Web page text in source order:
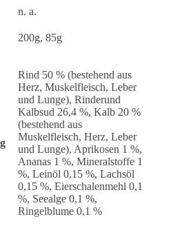
n. a.
200g, 85g
Rind 50 % (bestehend aus
Herz, Muskelfleisch, Leber
und Lunge), Rinderund
Kalbsud 26,4 %, Kalb 20 %
(bestehend aus
Muskelfleisch, Herz, Leber
und Lunge), Aprikosen 1 %,
Ananas 1 %, Mineralstoffe 1
%, Leinöl 0,15 %, Lachsöl
0,15 %, Eierschalenmehl 0,1
%, Seealge 0,1 %,
Ringelblume 0,1 %